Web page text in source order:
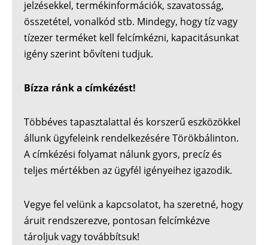
jelzésekkel, termékinformációk, szavatosság,
összetétel, vonalkód stb. Mindegy, hogy tíz vagy
tízezer terméket kell felcímkézni, kapacitásunkat
igény szerint bővíteni tudjuk.
Bízza ránk a címkézést!
Többéves tapasztalattal és korszerű eszközökkel
állunk ügyfeleink rendelkezésére Törökbálinton.
A címkézési folyamat nálunk gyors, precíz és
teljes mértékben az ügyfél igényeihez igazodik.
Vegye fel velünk a kapcsolatot, ha szeretné, hogy
áruit rendszerezve, pontosan felcímkézve
tároljuk vagy továbbítsuk!